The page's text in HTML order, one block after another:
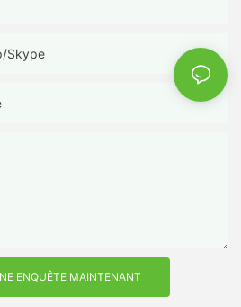
Skype
ENQUÊTE MAINTENANT